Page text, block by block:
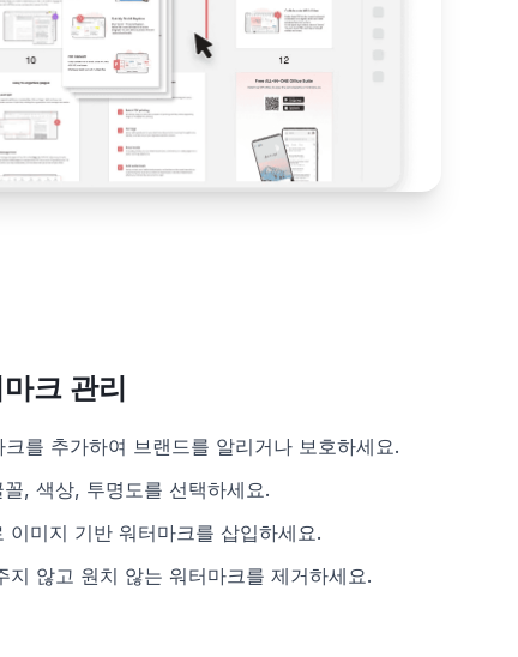
크 관리
를 추가하여 브랜드를 알리거나 보호하세요.
, 색상, 투명도를 선택하세요.
이미지 기반 워터마크를 삽입하세요.
지 않고 원치 않는 워터마크를 제거하세요.